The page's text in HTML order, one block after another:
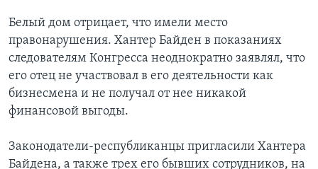
Белый дом отрицает, что имели место
правонарушения. Хантер Байден в показаниях
следователям Конгресса неоднократно заявлял, что
его отец не участвовал в его деятельности как
бизнесмена и не получал от нее никакой
финансовой выгоды.
Законодатели-республиканцы пригласили Хантера
Байдена, а также трех его бывших сотрудников, на